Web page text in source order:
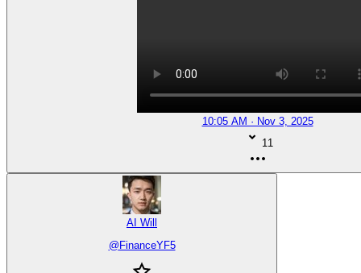
10:05 AM · Nov 3, 2025
11
AI Will
@ FinanceYF5